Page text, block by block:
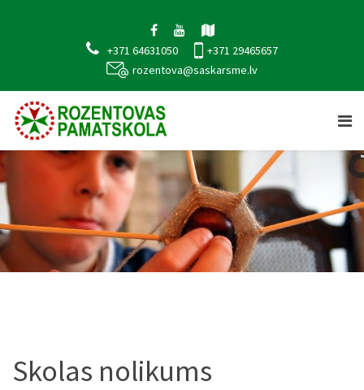
+371 64631050
+371 29465657
rozentova@saskarsme.lv
Skolas nolikums